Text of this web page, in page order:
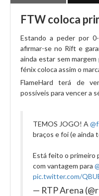
FTW coloca
Estando a peder por
afirmar-se no Rift e
ainda estar sem
fénix coloca assim o
FlameHard terá de
possíveis para vencer a
TEMOS JOGO! A
braços e foi (e ainda
Está feito o primeiro
com vantagem para
pic.twitter.com/
— RTP Arena